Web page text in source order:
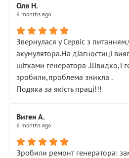
Оля Н.
6 months ago
Звернулася у Сервіс з
акумулятора.На діагностиці
щітками генератора .Швидко,і
зробили,проблема зникла .
Подяка за якість праці!!!
Виген А.
6 months ago
Зробили ремонт генератора: